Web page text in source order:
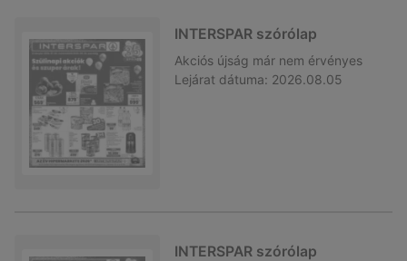
INTERSPAR szórólap
Akciós újság már nem érvényes
Lejárat dátuma: 2026.08.05
INTERSPAR szórólap